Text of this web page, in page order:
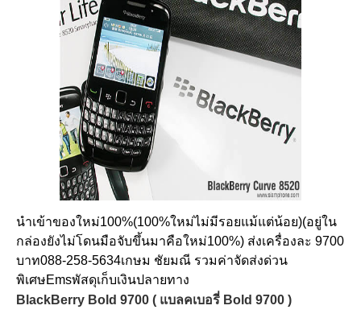
นำเข้าของใหม่100%(100%ใหม่ไม่มีรอยแม้แต่น้อย)(อยู่ใน
กล่องยังไม่โดนมือจับขึ้นมาคือใหม่100%) ส่งเครื่องละ 9700
บาท088-258-5634เกษม ชัยมณี รวมค่าจัดส่งด่วน
พิเศษEmsพัสดุเก็บเงินปลายทาง
BlackBerry Bold 9700 ( แบลคเบอรี่ Bold 9700 )